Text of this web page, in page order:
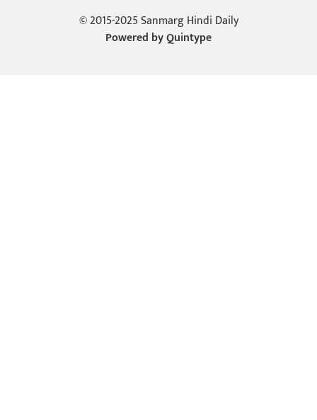
© 2015-2025 Sanmarg Hindi Daily
Powered byQuintype